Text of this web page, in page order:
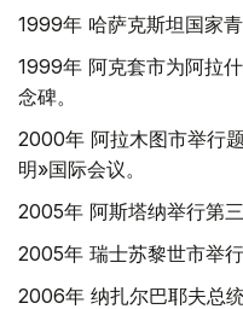
1999年 哈萨克斯坦国家
1999年 阿克套市为阿拉
念碑。
2000年 阿拉木图市举行
明»国际会议。
2005年 阿斯塔纳举行第
2005年 瑞士苏黎世市举
2006年 纳扎尔巴耶夫总